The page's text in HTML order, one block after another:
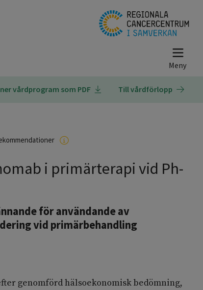
vårdprogram som PDF Till vårdförlopp
i primärterapi vid Ph-
för användande av
vid primärbehandling
genomförd hälsoekonomisk bedömning,